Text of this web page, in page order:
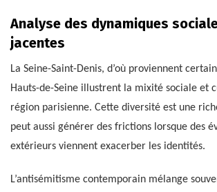
Analyse des dynamiques
jacentes
La Seine-Saint-Denis, d’où proviennent
Hauts-de-Seine illustrent la mixité sociale et
région parisienne. Cette diversité est une
peut aussi générer des frictions lorsque des
extérieurs viennent exacerber les identités.
L’antisémitisme contemporain mélange